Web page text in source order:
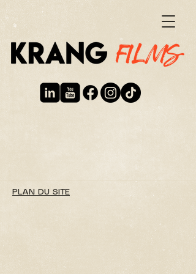
PLAN DU SITE